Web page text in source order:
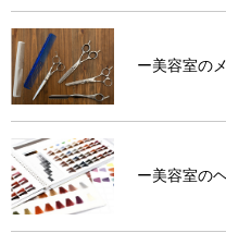
ー美容室の
ー美容室の